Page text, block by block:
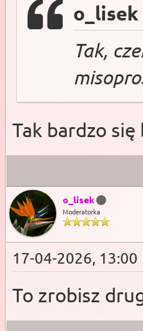
o_lisek
Tak,
Tak bardzo
o_lisek
Moderatorka
17-04-2026, 13:00
To zrobisz